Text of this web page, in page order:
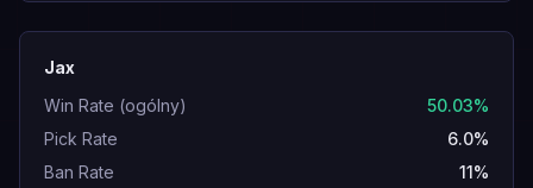
Jax
Win Rate (ogólny)
50.03%
Pick Rate
6.0%
Ban Rate
11%